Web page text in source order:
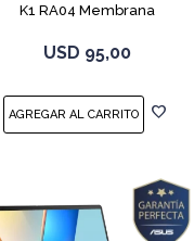
K1 RA04 Membrana
USD 95,00